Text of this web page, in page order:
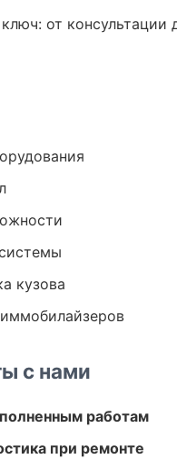
от
кузова
с нами
работам
при ремонте